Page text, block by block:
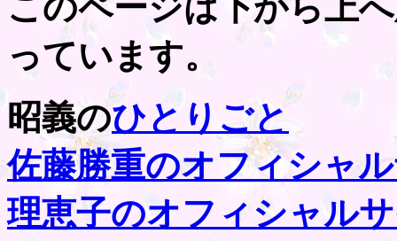
このページは下から上
っています。
昭義のひとりごと
佐藤勝重のオフィシャ
理恵子のオフィシャル